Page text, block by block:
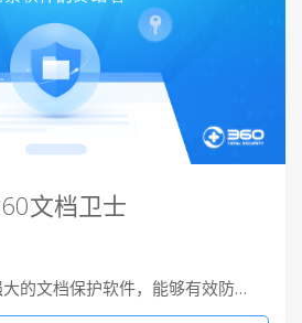
文档卫士
的文档保护软件，能够有效防…